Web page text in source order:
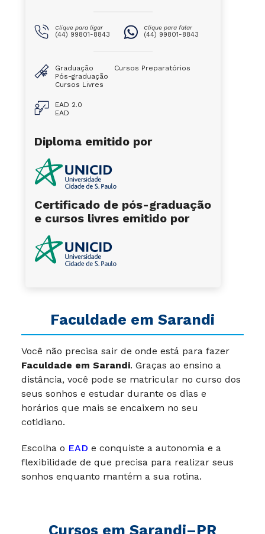
Faculdade em Sarandi
Você não precisa sair de onde está para fazer
Faculdade em Sarandi. Graças ao ensino a
distância, você pode se matricular no curso dos
seus sonhos e estudar durante os dias e
horários que mais se encaixem no seu
cotidiano.
Escolha o EAD e conquiste a autonomia e a
flexibilidade de que precisa para realizar seus
sonhos enquanto mantém a sua rotina.
Cursos em Sarandi–PR
Clique para ligar
(44) 99801-8843
Clique para falar
(44) 99801-8843
Graduação
Pós-graduação
Cursos Livres
Cursos Preparatórios
EAD 2.0
EAD
Diploma emitido por
Certificado de pós-graduação
e cursos livres emitido por